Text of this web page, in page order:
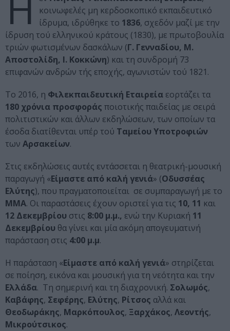
κοινωφελές μη κερδοσκοπικό εκπαιδευτικό
ίδρυμα, ιδρύθηκε το 1836, σχεδόν μαζί με την
ίδρυση τού ελληνικού κράτους (1830), με πρωτοβουλία
τριών φωτισμένων δασκάλων (Γ. Γενναδίου, Μ.
Αποστολίδη, Ι. Κοκκώνη) και τη συνδρομή 73
επιφανών ανδρών τής εποχής, αγωνιστών τού 1821.
Το 2016, η Φιλεκπαιδευτική Εταιρεία εορτάζει τα
180 χρόνια προσφοράς ποιοτικής παιδείας με σειρά
πολιτιστικών και άλλων εκδηλώσεων, των οποίων τα
έσοδα διατίθενται υπέρ τού Ταμείου Υποτροφιών
των Αρσακείων.
Στις εκδηλώσεις αυτές εντάσσεται η θεατρική-μουσική
παραγωγή «Είμαστε από καλή γενιά» (Οδυσσέας
Ελύτης), που πραγματοποιείται σε συμπαραγωγή με το
ΜΜΑ. Οι παραστάσεις έχουν οριστεί για τις 10, 11 και
12 Δεκεμβρίου στις 8:00 μ.μ., ενώ την Κυριακή 11
Δεκεμβρίου θα γίνει και μία ακόμη απογευματινή
παράσταση στις 4:00 μ.μ.
Η παράσταση «Είμαστε από καλή γενιά» στηρίζεται
σε ποίηση, εικόνα και μουσική για τη νεότητα και την
Ελλάδα. Τη σημερινή και τη διαχρονική. Σολωμός,
Καβάφης, Σεφέρης, Ελύτης, Ρίτσος αλλά και
Θεοδωράκης, Μαρκόπουλος, Ξαρχάκος, Λεοντής,
Μικρούτσικος.